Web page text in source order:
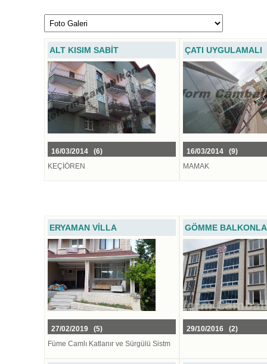
ALT KISIM SABİT
16/03/2014 (6)
KEÇİÖREN
ÇATI UYGULAMALI
16/03/2014 (9)
MAMAK
ERYAMAN VİLLA
27/02/2019 (5)
Füme Camlı Katlanır ve Sürgülü Sistm
GÖMME
29/10/2016 (2)